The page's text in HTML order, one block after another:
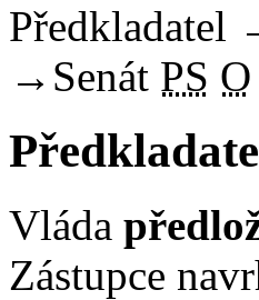
Předkladatel
→ Senát PS O
Vláda
Zástupce